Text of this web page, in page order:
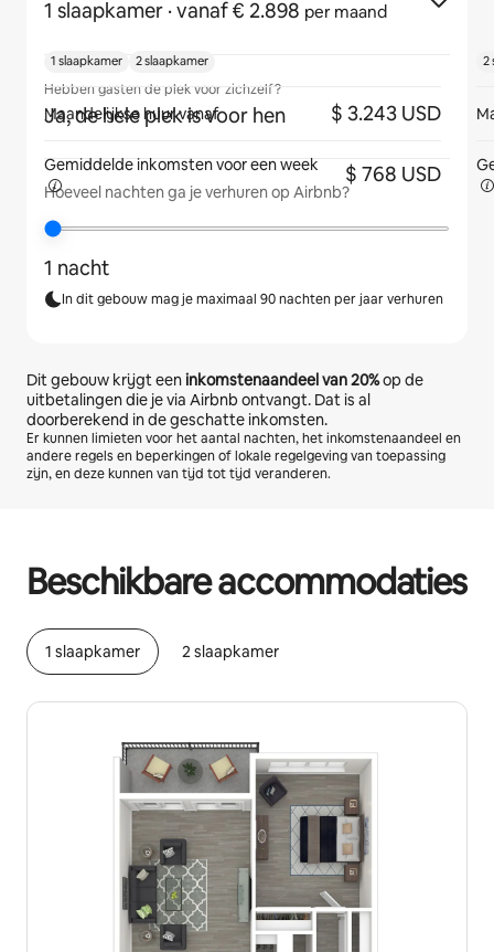
1 slaapkamer · vanaf € 2.898 per maand
Hebben gasten de plek voor zichzelf?
Ja, de hele plek is voor hen
Hoeveel nachten ga je verhuren op Airbnb?
1 nacht
In dit gebouw mag je maximaal 90 nachten per jaar verhuren
Dit gebouw krijgt eeninkomstenaandeel van20%op de
uitbetalingen die je via Airbnb ontvangt. Dat is al
doorberekend in de geschatte inkomsten.
Er kunnen limieten voor het aantal nachten, het inkomstenaandeel en
andere regels en beperkingen of lokale regelgeving van toepassing
zijn, en deze kunnen van tijd tot tijd veranderen.
Beschikbare accommodaties
1 slaapkamer 2 slaapkamer
1 slaapkamer 2 slaapkamer
Maandelijkse huur vanaf $ 3.243 USD
Gemiddelde inkomsten vooreen week $ 768 USD
2